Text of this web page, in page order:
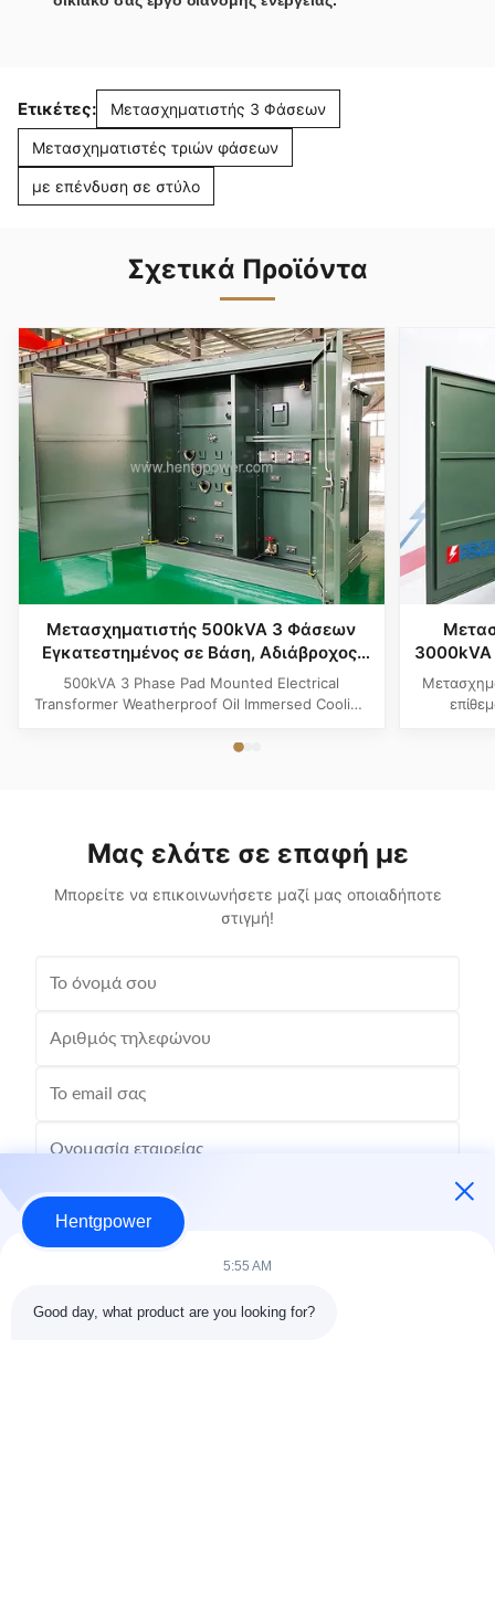
Ετικέτες: Μετασχηματιστής 3 Φάσεων
Μετασχηματιστές τριών φάσεων
με επένδυση σε στύλο
Σχετικά Προϊόντα
Μετασχηματιστής 500kVA 3 Φάσεων
Εγκατεστημένος σε Βάση, Αδιάβροχος,
Ψύξη με Εμβάπτιση σε Λάδι
500kVA 3 Phase Pad Mounted Electrical
Transformer Weatherproof Oil Immersed Cooling
Distribution transformer, power transformer, Oil-
3000kVA
σε
Μας ελάτε σε επαφή με
Μπορείτε να επικοινωνήσετε μαζί μας οποιαδήποτε
στιγμή!
Hentgpower
5:55 AM
Good day, what product are you looking for?